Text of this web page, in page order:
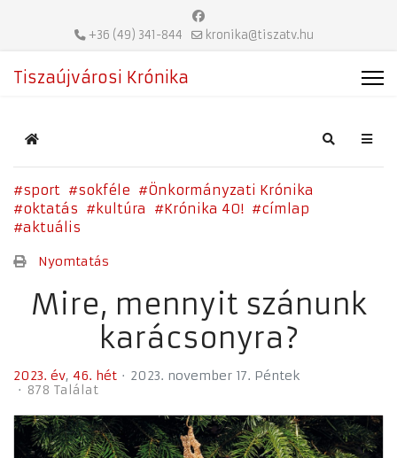
+36 (49) 341-844 kronika@tiszatv.hu
Tiszaújvárosi Krónika
Home Search
sport sokféle
Önkormányzati Krónika
oktatás
kultúra Krónika 40!
címlap
aktuális
Nyomtatás
Mire, mennyit szánunk
karácsonyra?
2023. év 46. hét
2023. november 17. Péntek
878 Találat